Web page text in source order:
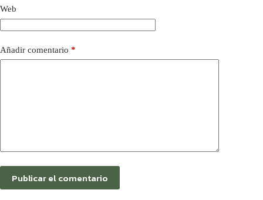
Web
Añadir comentario *
Publicar el comentario